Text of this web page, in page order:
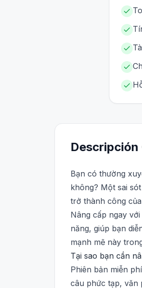
Descripción
Bạn có thường
không? Một sai
trở thành công
Nâng cấp ngay với
năng, giúp bạn
mạnh mẽ này
Tại sao bạn cần
Phiên bản miễn
câu phức tạp, văn